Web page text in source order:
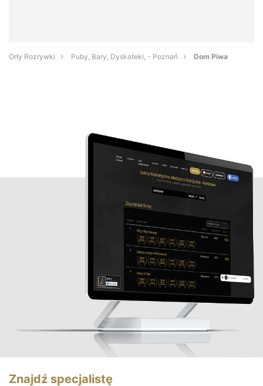
Orły Rozrywki Puby, Bary, Dyskoteki, - Poznań Dom Piwa
Znajdź specjalistę